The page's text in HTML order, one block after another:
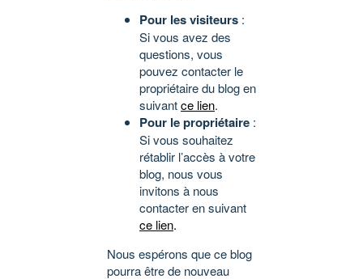
Pour les visiteurs :
Si vous avez des
questions, vous
pouvez contacter le
propriétaire du blog en
suivantce lien.
Pour le propriétaire :
Si vous souhaitez
rétablir l’accès à votre
blog, nous vous
invitons à nous
contacter en suivant
ce lien.
Nous espérons que ce blog
pourra être de nouveau